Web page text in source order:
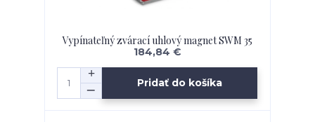
Vypínateľný zvárací uhlový magnet SWM 35
184,84 €
Pridať do košíka